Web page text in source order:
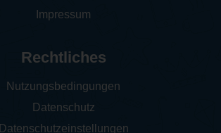
Impressum
Rechtliches
Nutzungsbedingungen
Datenschutz
Datenschutzeinstellungen